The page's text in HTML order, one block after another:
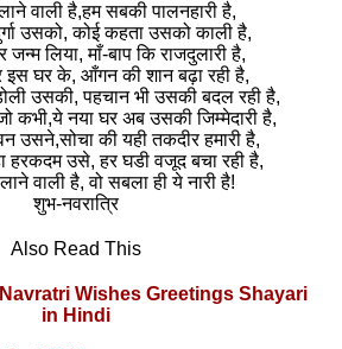
वाली है,हम सबकी पालनहारी है,
उसको, कोई कहता उसको काली है,
लिया, माँ-बाप कि राजदुलारी है,
घर के, आँगन की शान बढ़ा रही है,
उसकी, पहचान भी उसकी बदल रही है,
कभी,ये नया घर अब उसकी जिम्मेदारी है,
उसने,सोचा की यही तकदीर हमारी है,
हरकदम उसे, हर घडी वजूद बचा रही है,
वाली है, वो सबला ही ये नारी है!
शुभ-नवरात्रि
Also Read This
Navratri Wishes Greetings Shayari
in Hindi